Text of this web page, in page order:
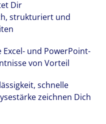
Dir
strukturiert und
und PowerPoint-
von Vorteil
schnelle
zeichnen Dich